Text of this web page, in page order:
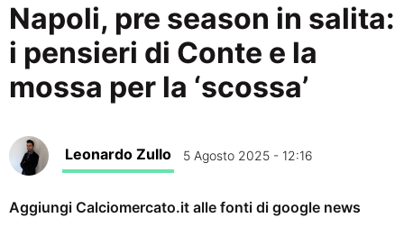
Napoli, pre season in salita:
i pensieri di Conte e la
mossa per la ‘scossa’
Leonardo Zullo 5 Agosto 2025 - 12:16
Aggiungi Calciomercato.it alle fonti di google news